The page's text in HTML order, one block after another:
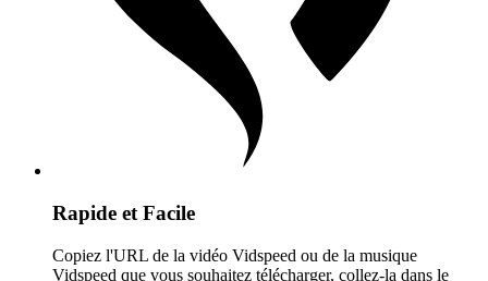
Rapide et Facile
Copiez l'URL de la vidéo Vidspeed ou de la musique
Vidspeed que vous souhaitez télécharger, collez-la dans le